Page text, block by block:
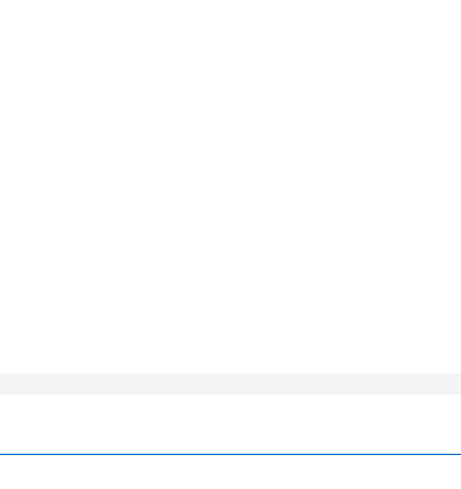
thấp